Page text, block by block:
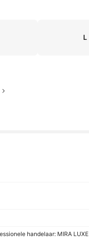
L
handelaar: MIRA LUXE